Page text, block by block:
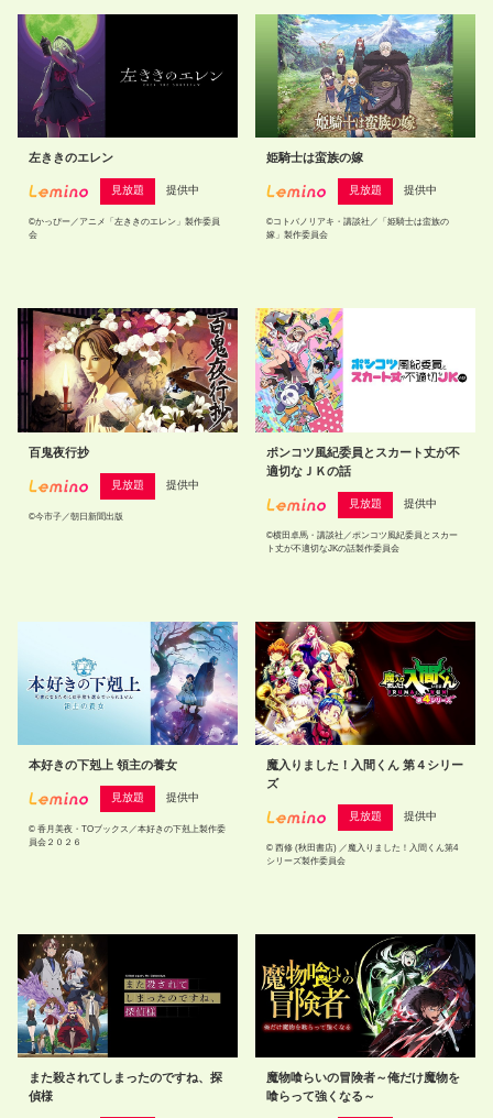
左ききのエレン
見放題 提供中
©かっぴー／アニメ「左ききのエレン」製作委員
会
姫騎士は蛮族の嫁
見放題 提供中
©コトバノリアキ・講談社／「姫騎士は蛮族の
嫁」製作委員会
百鬼夜行抄
見放題 提供中
©今市子／朝日新聞出版
ポンコツ風紀委員とスカート丈が不
適切なＪＫの話
見放題 提供中
©横田卓馬・講談社／ポンコツ風紀委員とスカー
ト丈が不適切なJKの話製作委員会
本好きの下剋上 領主の養女
見放題 提供中
© 香月美夜・TOブックス／本好きの下剋上製作委
員会２０２６
魔入りました！入間くん 第４シリー
ズ
見放題 提供中
© 西修 (秋田書店) ／魔入りました！入間くん第4
シリーズ製作委員会
また殺されてしまったのですね、探
偵様
魔物喰らいの冒険者～俺だけ魔物を
喰らって強くなる～